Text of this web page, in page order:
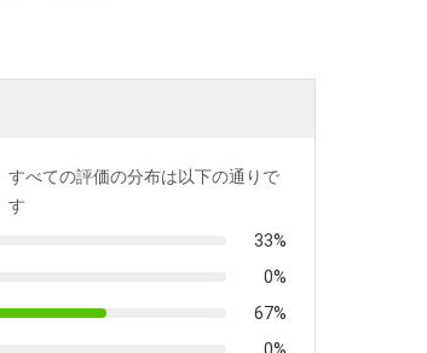
すべての評価の分布は以下の通りで
す
33%
0%
67%
0%